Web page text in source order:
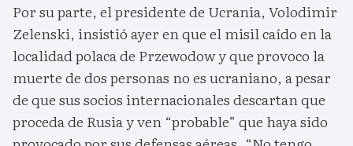
Por su parte, el presidente de Ucrania, Volodimir
Zelenski, insistió ayer en que el misil caído en la
localidad polaca de Przewodow y que provoco la
muerte de dos personas no es ucraniano, a pesar
de que sus socios internacionales descartan que
proceda de Rusia y ven “probable” que haya sido